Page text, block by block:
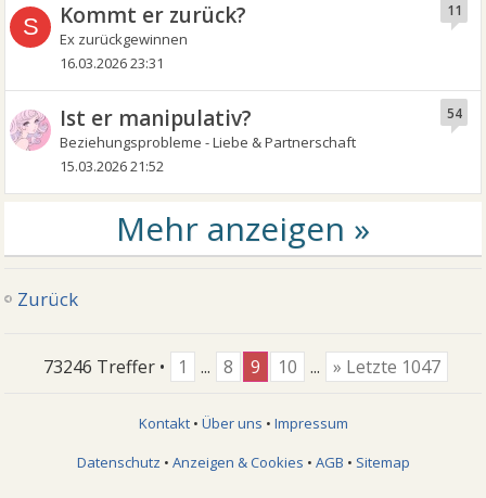
S Kommt er zurück?
Ex zurückgewinnen
11
16.03.2026 23:31
Ist er manipulativ?
Beziehungsprobleme - Liebe & Partnerschaft
54
15.03.2026 21:52
Zurück
73246 Treffer • 1 ... 8 9 10 ... » Letzte 1047
Kontakt• Über uns • Impressum
Datenschutz • Anzeigen & Cookies • AGB • Sitemap